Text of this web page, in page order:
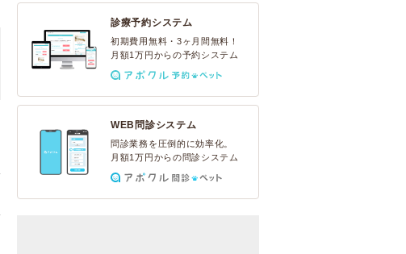
診療予約システム
初期費用無料・3ヶ月間無料！
月額1万円からの予約システム
WEB問診システム
問診業務を圧倒的に効率化。
月額1万円からの問診システム